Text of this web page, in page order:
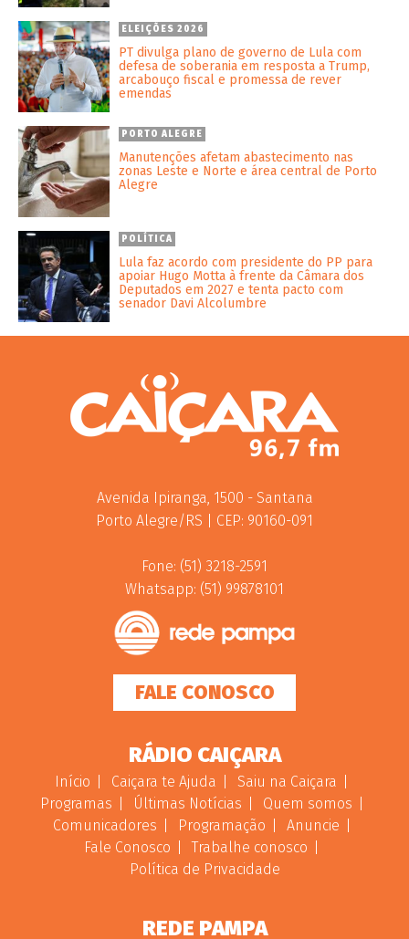
ELEIÇÕES 2026
PT divulga plano de governo de Lula com
defesa de soberania em resposta a Trump,
arcabouço fiscal e promessa de rever
emendas
PORTO ALEGRE
Manutenções afetam abastecimento nas
zonas Leste e Norte e área central de Porto
Alegre
POLÍTICA
Lula faz acordo com presidente do PP para
apoiar Hugo Motta à frente da Câmara dos
Deputados em 2027 e tenta pacto com
senador Davi Alcolumbre
Avenida Ipiranga, 1500 - Santana
Porto Alegre/RS | CEP: 90160-091
Fone: (51) 3218-2591
Whatsapp: (51) 99878101
FALE CONOSCO
RÁDIO CAIÇARA
Início Caiçara te Ajuda
Saiu na Caiçara
Programas
Últimas Notícias
Quem somos
Comunicadores
Programação
Anuncie
Fale Conosco
Trabalhe conosco
Política de Privacidade
REDE PAMPA